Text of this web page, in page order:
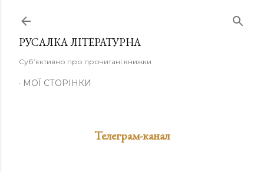
РУСАЛКА ЛІТЕРАТУРНА
Суб’єктивно про прочитані книжки
МОЇ СТОРІНКИ
Телеграм-канал